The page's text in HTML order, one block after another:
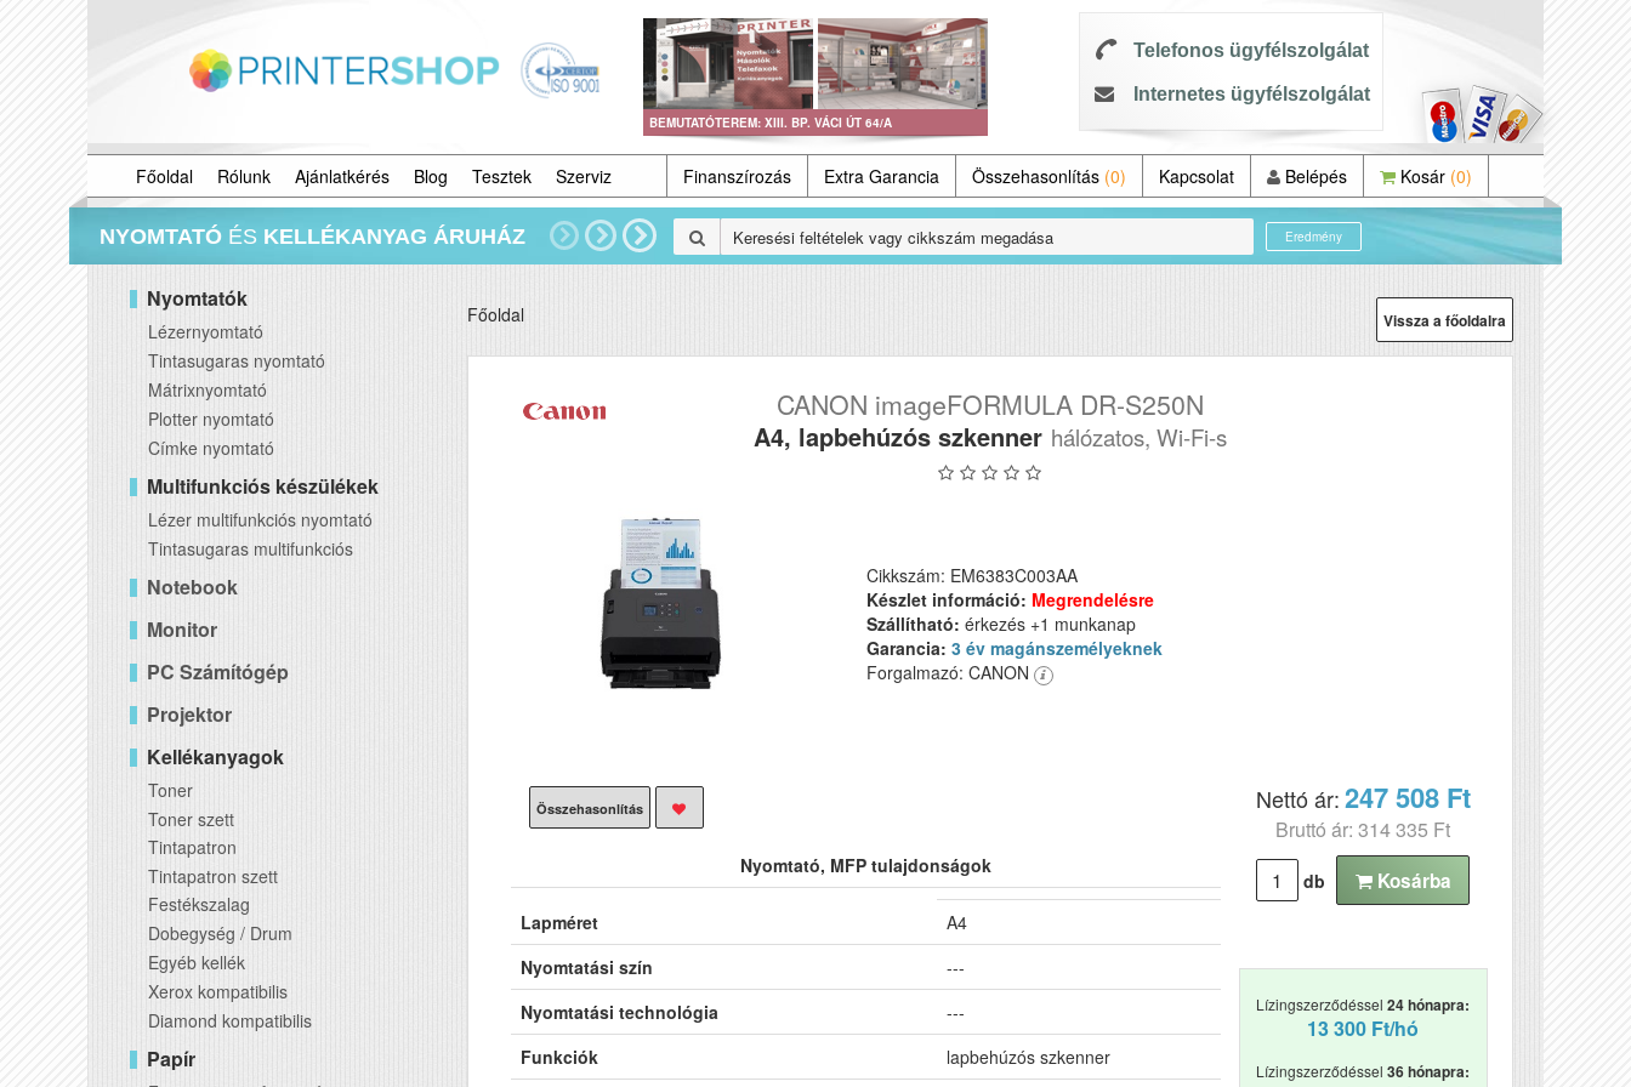
BEMUTATÓTEREM: XIII. BP. VÁCI ÚT 64/A
Telefonos ügyfélszolgálat
Internetes ügyfélszolgálat
Főoldal Rólunk Ajánlatkérés Blog Tesztek Szerviz Finanszírozás Extra Garancia Összehasonlítás (0) Kapcsolat Belépés Kosár (0)
NYOMTATÓ ÉS KELLÉKANYAG ÁRUHÁZ Eredmény
Nyomtatók
Lézernyomtató
Tintasugaras nyomtató
Mátrixnyomtató
Plotter nyomtató
Címke nyomtató
Multifunkciós készülékek
Lézer multifunkciós nyomtató
Tintasugaras multifunkciós
Notebook
Monitor
PC Számítógép
Projektor
Kellékanyagok
Toner
Toner szett
Tintapatron
Tintapatron szett
Festékszalag
Dobegység / Drum
Egyéb kellék
Xerox kompatibilis
Diamond kompatibilis
Papír
Vissza a főoldalra
Főoldal
CANON imageFORMULA DR-S250N
A4, lapbehúzós szkenner hálózatos, Wi-Fi-s
Cikkszám: EM6383C003AA
Készlet információ: Megrendelésre
Szállítható: érkezés +1 munkanap
Garancia: 3 év magánszemélyeknek
Forgalmazó: CANON
Összehasonlítás
Nyomtató, MFP tulajdonságok
Lapméret
A4
Nyomtatási szín
---
Nyomtatási technológia
---
Funkciók
lapbehúzós szkenner
Nettó ár:247 508 Ft
Bruttó ár: 314 335 Ft
db Kosárba
Lízingszerződéssel24 hónapra:
13 300 Ft/hó
Lízingszerződéssel36 hónapra: